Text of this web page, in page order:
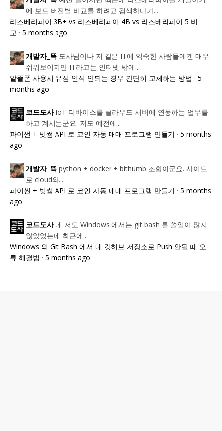
에 보드 버전별 비교를 하려고 검색하다가...
라즈베리파이 3B+ vs 라즈베리파이 4B vs 라즈베리파이 5 비
교 · 5 months ago
개발자_뜩 도사님이나 저 같은 IT에 익숙한 사람들에겐 매우
쉬워보이지만 IT라고는 인터넷 밖에...
알뜰폰 사용시 유심 인식 안되는 경우 간단히 교체하는 방법 · 5
months ago
코드도사 IoT 디바이스를 클라우드 서버에 연동하는 업무를
하고 계시는군요. 저도 예전에...
파이썬 + 빗썸 API 로 코인 자동 매매 프로그램 만들기 · 5 months
ago
개발자_뜩 python + docker + bithumb 조합이군요. 사이드
로 cloud와...
파이썬 + 빗썸 API 로 코인 자동 매매 프로그램 만들기 · 5 months
ago
코드도사 네 저도 Windows 에서는 git bash 를 쓸일이 많지
않았었는데 최근에...
Windows 의 Git Bash 에서 내 깃허브 저장소로 Push 안될 때 오
류 해결법 · 5 months ago